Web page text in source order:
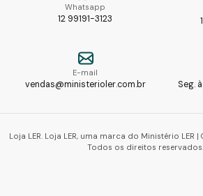
Whatsapp
12 99191-3123
E-mail
vendas@ministerioler.com.br Seg.
Loja LER. Loja LER, uma marca do Ministério LER |
Todos os direitos